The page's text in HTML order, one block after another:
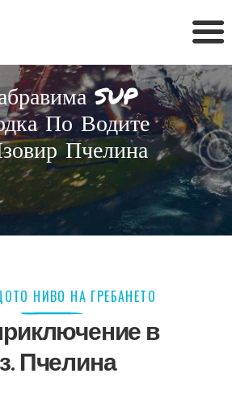
SUP
По Водите
Пчелина
НИВО НА ГРЕБАНЕТО
в
Пчелина